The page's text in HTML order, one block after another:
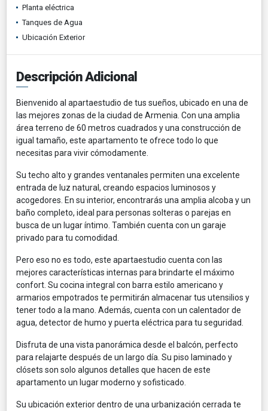
Planta eléctrica
Tanques de Agua
Ubicación Exterior
Descripción Adicional
Bienvenido al apartaestudio de tus sueños, ubicado en una de
las mejores zonas de la ciudad de Armenia. Con una amplia
área terreno de 60 metros cuadrados y una construcción de
igual tamaño, este apartamento te ofrece todo lo que
necesitas para vivir cómodamente.
Su techo alto y grandes ventanales permiten una excelente
entrada de luz natural, creando espacios luminosos y
acogedores. En su interior, encontrarás una amplia alcoba y un
baño completo, ideal para personas solteras o parejas en
busca de un lugar íntimo. También cuenta con un garaje
privado para tu comodidad.
Pero eso no es todo, este apartaestudio cuenta con las
mejores características internas para brindarte el máximo
confort. Su cocina integral con barra estilo americano y
armarios empotrados te permitirán almacenar tus utensilios y
tener todo a la mano. Además, cuenta con un calentador de
agua, detector de humo y puerta eléctrica para tu seguridad.
Disfruta de una vista panorámica desde el balcón, perfecto
para relajarte después de un largo día. Su piso laminado y
clósets son solo algunos detalles que hacen de este
apartamento un lugar moderno y sofisticado.
Su ubicación exterior dentro de una urbanización cerrada te